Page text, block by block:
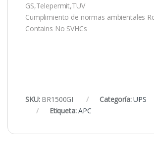
GS,Telepermit,TUV
Cumplimiento de normas ambientales
Contains No SVHCs
SKU: BR1500GI Categoría:UPS
Etiqueta:APC